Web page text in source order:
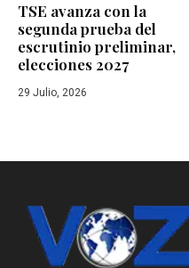
TSE avanza con la
segunda prueba del
escrutinio preliminar,
elecciones 2027
29 Julio, 2026